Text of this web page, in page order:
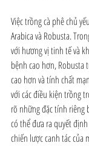
Việc trồng cà phê chủ
Arabica và Robusta.
với hương vị tinh tế và
bệnh cao hơn, Robusta
cao hơn và tính chất
với các điều kiện trồng
rõ những đặc tính riêng
có thể đưa ra quyết
chiến lược canh tác của